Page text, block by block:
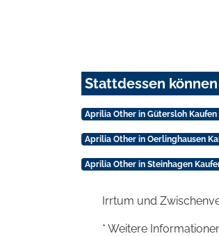
Stattdessen können
Aprilia Other in Gütersloh
Aprilia Other in Oerlinghausen
Aprilia Other in Steinhagen
Irrtum und
* Weitere